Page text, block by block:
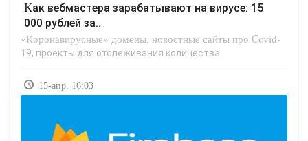
Как вебмастера зарабатывают на вирусе: 15
000 рублей за..
«Коронавирусные» домены, новостные сайты про Covid-
19, проекты для отслеживания количества..
15-апр, 16:03